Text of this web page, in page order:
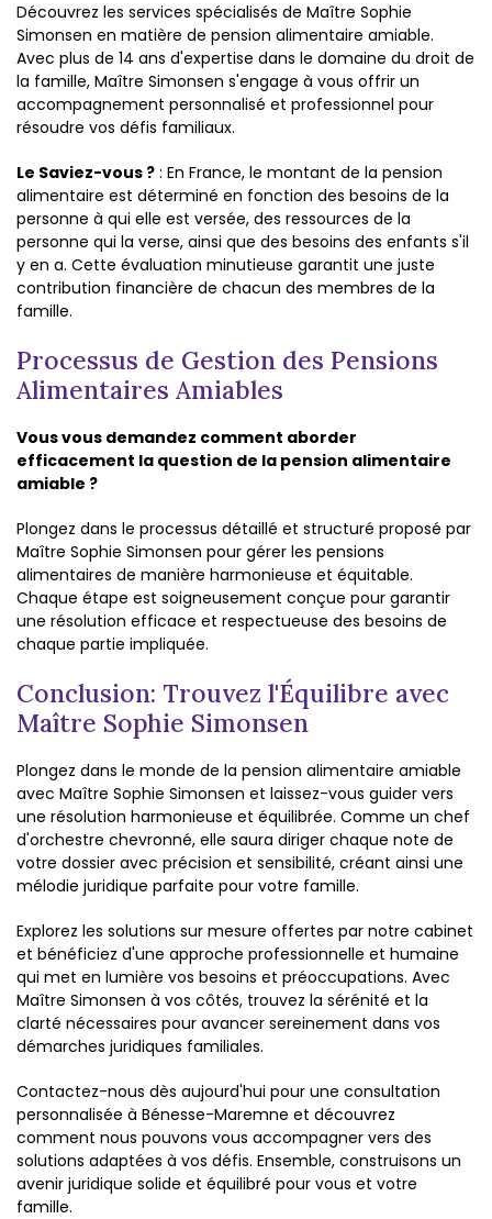
Découvrez les services spécialisés de Maître Sophie
Simonsen en matière de pension alimentaire amiable.
Avec plus de 14 ans d'expertise dans le domaine du droit de
la famille, Maître Simonsen s'engage à vous offrir un
accompagnement personnalisé et professionnel pour
résoudre vos défis familiaux.
Le Saviez-vous ? : En France, le montant de la pension
alimentaire est déterminé en fonction des besoins de la
personne à qui elle est versée, des ressources de la
personne qui la verse, ainsi que des besoins des enfants s'il
y en a. Cette évaluation minutieuse garantit une juste
contribution financière de chacun des membres de la
famille.
Processus de Gestion des Pensions
Alimentaires Amiables
Vous vous demandez comment aborder
efficacement la question de la pension alimentaire
amiable ?
Plongez dans le processus détaillé et structuré proposé par
Maître Sophie Simonsen pour gérer les pensions
alimentaires de manière harmonieuse et équitable.
Chaque étape est soigneusement conçue pour garantir
une résolution efficace et respectueuse des besoins de
chaque partie impliquée.
Conclusion: Trouvez l'Équilibre avec
Maître Sophie Simonsen
Plongez dans le monde de la pension alimentaire amiable
avec Maître Sophie Simonsen et laissez-vous guider vers
une résolution harmonieuse et équilibrée. Comme un chef
d'orchestre chevronné, elle saura diriger chaque note de
votre dossier avec précision et sensibilité, créant ainsi une
mélodie juridique parfaite pour votre famille.
Explorez les solutions sur mesure offertes par notre cabinet
et bénéficiez d'une approche professionnelle et humaine
qui met en lumière vos besoins et préoccupations. Avec
Maître Simonsen à vos côtés, trouvez la sérénité et la
clarté nécessaires pour avancer sereinement dans vos
démarches juridiques familiales.
Contactez-nous dès aujourd'hui pour une consultation
personnalisée à Bénesse-Maremne et découvrez
comment nous pouvons vous accompagner vers des
solutions adaptées à vos défis. Ensemble, construisons un
avenir juridique solide et équilibré pour vous et votre
famille.